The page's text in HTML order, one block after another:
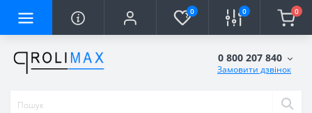
0 0 0
0 800 207 840
Замовити дзвінок